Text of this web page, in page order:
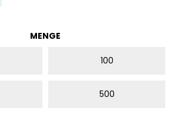
MENGE
100
500